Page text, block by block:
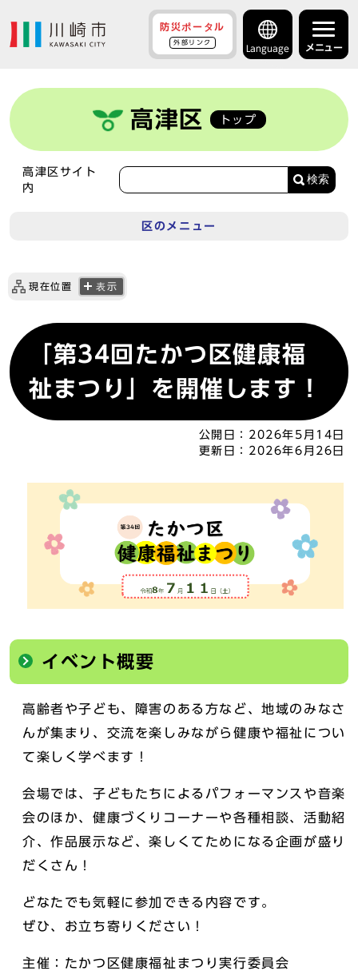
防災ポータル
外部リンク
Language メニュー
高津区 トップ
高津区サイト
内
検索
区のメニュー
現在位置 表示
「第34回たかつ区健康福
祉まつり」を開催します！
公開日： 2026年5月14日
更新日： 2026年6月26日
イベント概要
高齢者や子ども、障害のある方など、地域のみなさ
んが集まり、交流を楽しみながら健康や福祉につい
て楽しく学べます！
会場では、子どもたちによるパフォーマンスや音楽
会のほか、健康づくりコーナーや各種相談、活動紹
介、作品展示など、楽しくてためになる企画が盛り
だくさん！
どなたでも気軽に参加できる内容です。
ぜひ、お立ち寄りください！
主催：たかつ区健康福祉まつり実行委員会